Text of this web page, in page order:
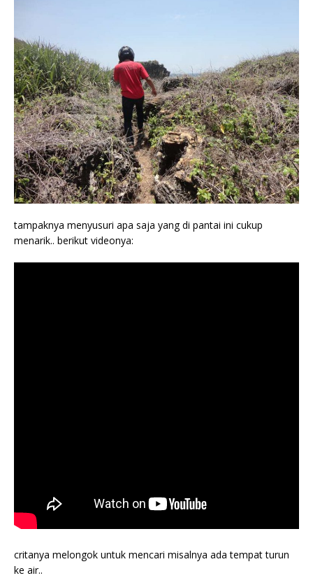
tampaknya menyusuri apa saja yang di pantai ini cukup
menarik.. berikut videonya:
critanya melongok untuk mencari misalnya ada tempat turun
ke air..